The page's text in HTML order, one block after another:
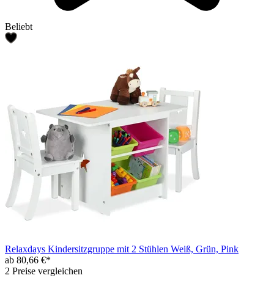
Beliebt
Relaxdays Kindersitzgruppe mit 2 Stühlen Weiß, Grün, Pink
ab 80,66 €*
2 Preise vergleichen